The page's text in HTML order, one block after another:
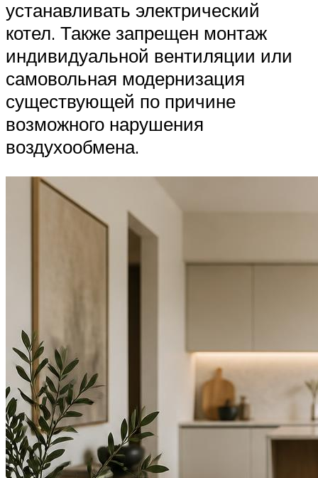
устанавливать электрический
котел. Также запрещен монтаж
индивидуальной вентиляции или
самовольная модернизация
существующей по причине
возможного нарушения
воздухообмена.